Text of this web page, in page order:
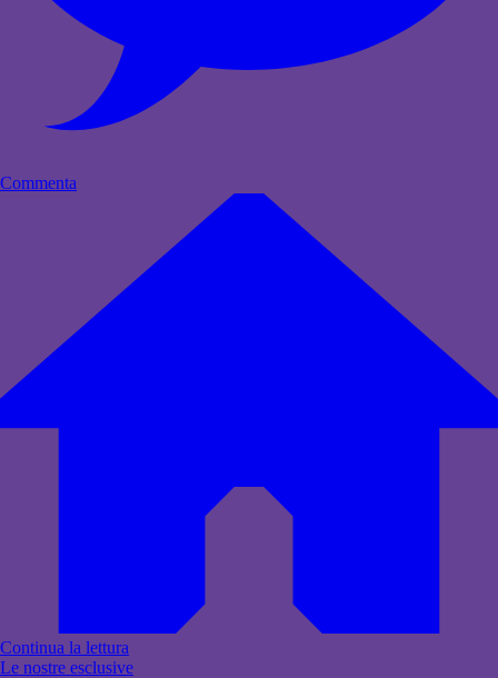
Commenta
Continua la lettura
Le nostre esclusive